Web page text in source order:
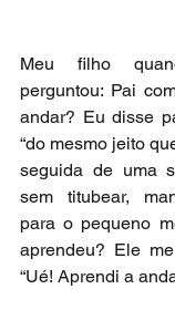
Meu filho
perguntou: Pai
andar? Eu disse
“do mesmo jeito
seguida de uma
sem titubear,
para o pequeno
aprendeu? Ele
“Ué! Aprendi a